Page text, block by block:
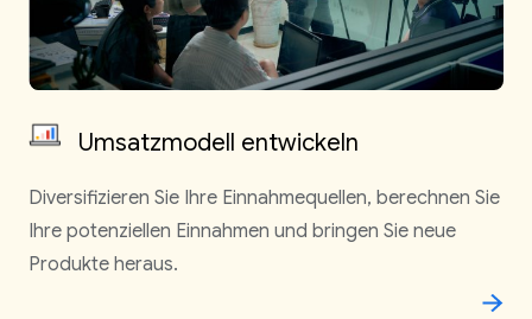
Umsatzmodell entwickeln
Diversifizieren Sie Ihre Einnahmequellen, berechnen Sie
Ihre potenziellen Einnahmen und bringen Sie neue
Produkte heraus.